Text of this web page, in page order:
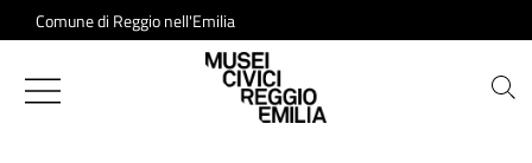
Salta al contenuto
Comune di Reggio nell'Emilia
Musei Civici di Reggio Emilia